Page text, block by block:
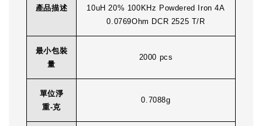
產品描述
10uH 20% 100KHz Powdered Iron 4A
0.0769Ohm DCR 2525 T/R
最小包裝
量
2000 pcs
單位淨
重-克
0.7088g